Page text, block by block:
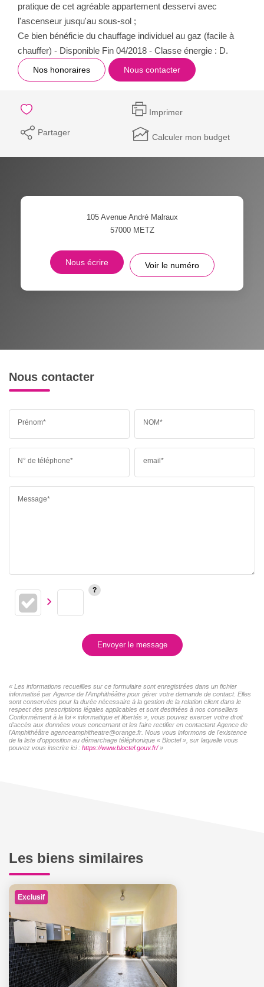
pratique de cet agréable appartement desservi avec
l'ascenseur jusqu'au sous-sol ;
Ce bien bénéficie du chauffage individuel au gaz (facile à
chauffer) - Disponible Fin 04/2018 - Classe énergie : D.
Nos honoraires Nous contacter
Imprimer
Partager Calculer mon budget
105 Avenue André Malraux
57000 METZ
Nous écrire Voir le numéro
Nous contacter
Prénom* NOM*
N° de téléphone* email*
Message*
Envoyer le message
« Les informations recueillies sur ce formulaire sont enregistrées dans un fichier
informatisé par Agence de l'Amphithéâtre pour gérer votre demande de contact. Elles
sont conservées pour la durée nécessaire à la gestion de la relation client dans le
respect des prescriptions légales applicables et sont destinées à nos conseillers
Conformément à la loi « informatique et libertés », vous pouvez exercer votre droit
d'accès aux données vous concernant et les faire rectifier en contactant Agence de
l'Amphithéâtre agenceamphitheatre@orange.fr. Nous vous informons de l'existence
de la liste d'opposition au démarchage téléphonique « Bloctel », sur laquelle vous
pouvez vous inscrire ici : https://www.bloctel.gouv.fr/»
Les biens similaires
Exclusif